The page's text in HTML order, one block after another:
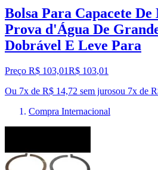
Bolsa Para Capacete
Prova d'Água De
Dobrável E Leve Para
Preço R$ 103,01R$ 103,01
Ou 7x de R$ 14,72 sem jurosou 7x de
Compra Internacional